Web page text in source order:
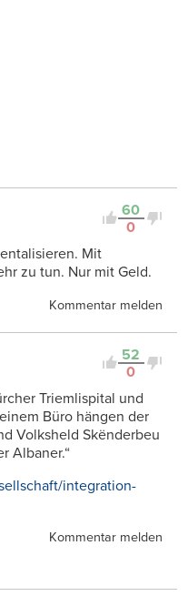
60
0
Mit
zu tun. Nur mit Geld.
Kommentar melden
52
0
Triemlispital und
Büro hängen der
Volksheld Skënderbeu
Albaner.“
integration-
Kommentar melden